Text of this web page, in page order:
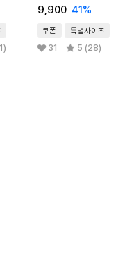
9,900 41 %
쿠폰 특별사이즈
31 5 (28)